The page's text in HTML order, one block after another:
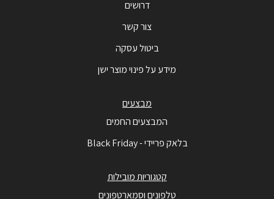
דרושים
צור קשר
ביטול עסקה
מידע על פינוי מוצר ישן
מבצעים
המבצעים החמים
בלאק פריידי - Black Friday
קטגוריות מובילות
טלפונים וסמארטפונים